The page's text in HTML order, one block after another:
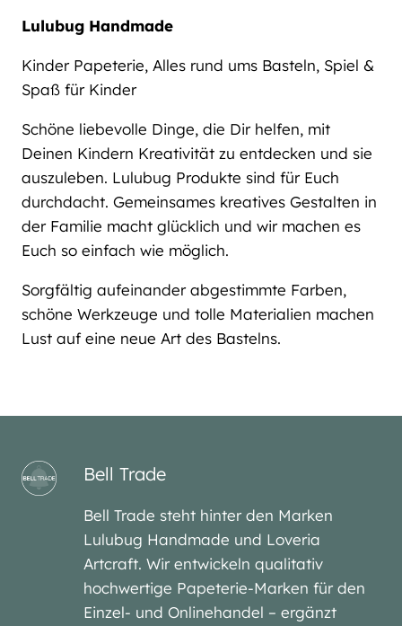
Lulubug Handmade
Kinder Papeterie, Alles rund ums Basteln, Spiel &
Spaß für Kinder
Schöne liebevolle Dinge, die Dir helfen, mit
Deinen Kindern Kreativität zu entdecken und sie
auszuleben. Lulubug Produkte sind für Euch
durchdacht. Gemeinsames kreatives Gestalten in
der Familie macht glücklich und wir machen es
Euch so einfach wie möglich.
Sorgfältig aufeinander abgestimmte Farben,
schöne Werkzeuge und tolle Materialien machen
Lust auf eine neue Art des Bastelns.
Bell Trade
Bell Trade steht hinter den Marken
Lulubug Handmade und Loveria
Artcraft. Wir entwickeln qualitativ
hochwertige Papeterie-Marken für den
Einzel- und Onlinehandel – ergänzt